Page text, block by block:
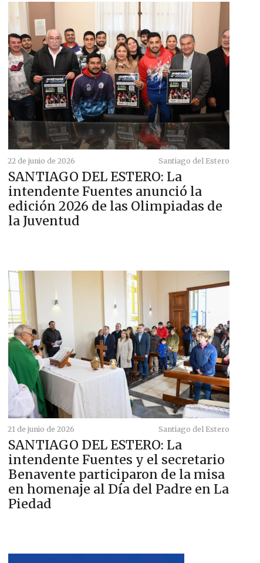
22 de junio de 2026 Santiago del Estero
SANTIAGO DEL ESTERO: La
intendente Fuentes anunció la
edición 2026 de las Olimpiadas de
la Juventud
21 de junio de 2026 Santiago del Estero
SANTIAGO DEL ESTERO: La
intendente Fuentes y el secretario
Benavente participaron de la misa
en homenaje al Día del Padre en La
Piedad